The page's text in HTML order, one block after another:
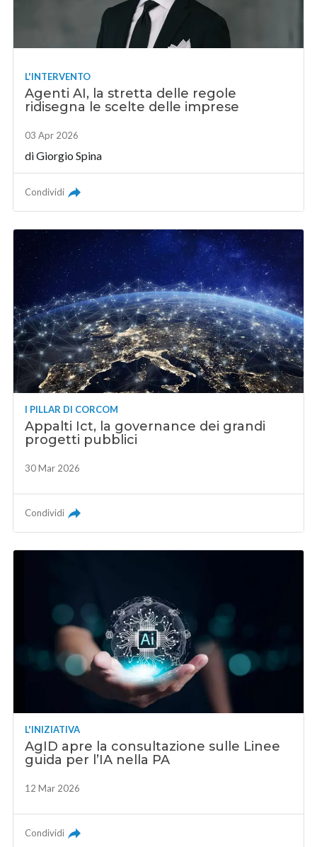
L'INTERVENTO
Agenti AI, la stretta delle regole
ridisegna le scelte delle imprese
03 Apr 2026
diGiorgio Spina
Condividi
I PILLAR DI CORCOM
Appalti Ict, la governance dei grandi
progetti pubblici
30 Mar 2026
Condividi
L'INIZIATIVA
AgID apre la consultazione sulle Linee
guida per l’IA nella PA
12 Mar 2026
Condividi